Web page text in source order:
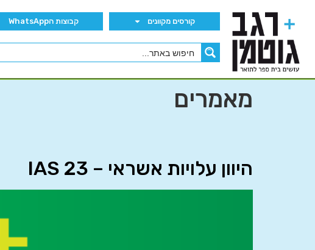
קורסים מקוונים קבוצות הWhatsApp
מאמרים
היוון עלויות אשראי – IAS 23